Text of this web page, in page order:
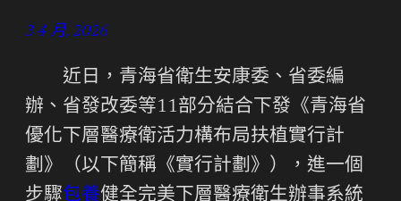
3 4 月, 2026
近日，青海省衛生安康委、省委編
辦、省發改委等11部分結合下發《青海省
優化下層醫療衛活力構布局扶植實行計
劃》（以下簡稱《實行計劃》），進一個
步驟包養健全完美下層醫療衛生辦事系統